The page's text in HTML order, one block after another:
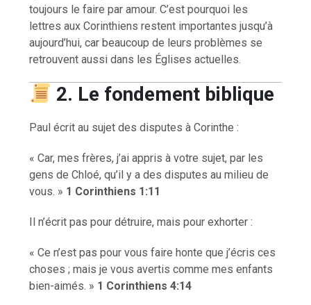
toujours le faire par amour. C’est pourquoi les
lettres aux Corinthiens restent importantes jusqu’à
aujourd’hui, car beaucoup de leurs problèmes se
retrouvent aussi dans les Églises actuelles.
2. Le fondement biblique
Paul écrit au sujet des disputes à Corinthe :
« Car, mes frères, j’ai appris à votre sujet, par les
gens de Chloé, qu’il y a des disputes au milieu de
vous. » 1 Corinthiens 1:11
Il n’écrit pas pour détruire, mais pour exhorter :
« Ce n’est pas pour vous faire honte que j’écris ces
choses ; mais je vous avertis comme mes enfants
bien-aimés. » 1 Corinthiens 4:14